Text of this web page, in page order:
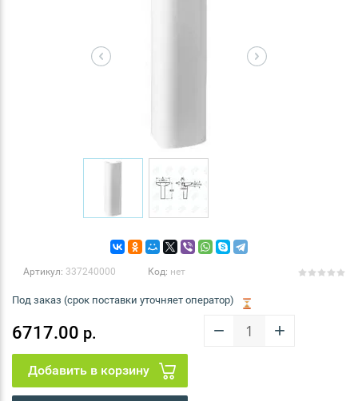
Артикул: 337240000 Код: нет
Под заказ (срок поставки уточняет оператор)
6717.00 р. − +